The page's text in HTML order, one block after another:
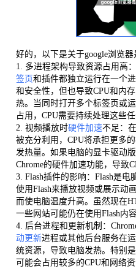
好的，以下是关于google浏览
1. 多进程架构导致资源占用高
签页和插件都独立运行在一个
和安全性，但也导致CPU和内
热。当同时打开多个标签页或
占用，CPU需要持续处理这些
2. 视频播放时硬件加速不足：
被充分利用，CPU将承担更多
发热量。如果电脑的显卡驱动
Chrome的硬件加速功能，导致
3. Flash插件的影响：Flash是
使用Flash来播放视频或展示动
而使电脑温度升高。虽然现在
一些网站可能仍在使用Flash内
4. 后台进程和更新机制：
动更新进程或其他后台服务在
统资源，导致电脑发热。特别
可能会占用较多的CPU和网络